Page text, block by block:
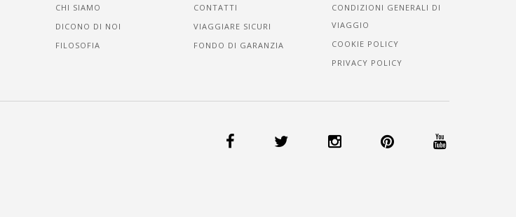
CHI SIAMO
DICONO DI NOI
FILOSOFIA
CONTATTI
VIAGGIARE SICURI
FONDO DI GARANZIA
CONDIZIONI GENERALI DI
VIAGGIO
COOKIE POLICY
PRIVACY POLICY